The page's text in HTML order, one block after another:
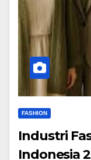
FASHION
Industri
Indonesia